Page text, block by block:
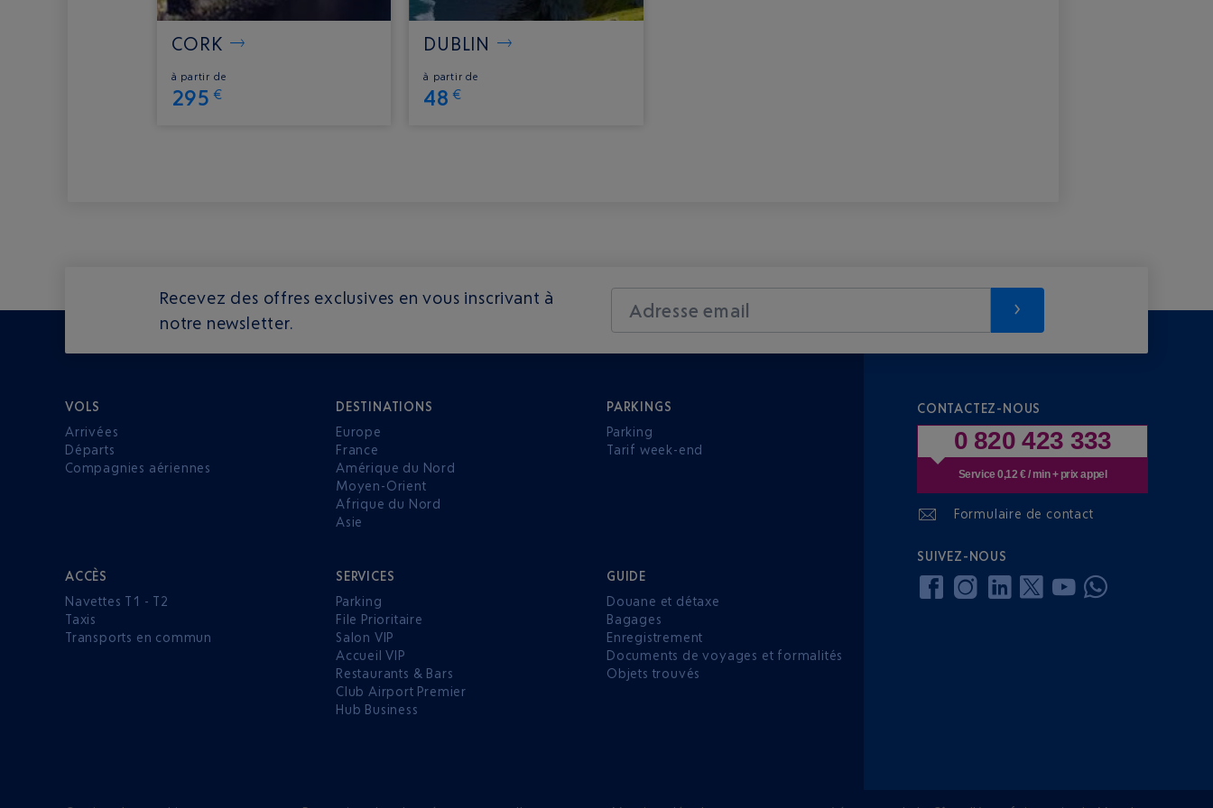
CORK
à partir de
295 €
DUBLIN
à partir de
48 €
Recevez des offres exclusives en vous inscrivant à
notre newsletter.
Adresse email
VOLS
Arrivées
Départs
Compagnies aériennes
DESTINATIONS
Europe
France
Amérique du Nord
Moyen-Orient
Afrique du Nord
Asie
PARKINGS
Parking
Tarif week-end
ACCÈS
Navettes T1 - T2
Taxis
Transports en commun
SERVICES
Parking
File Prioritaire
Salon VIP
Accueil VIP
Restaurants & Bars
Club Airport Premier
Hub Business
GUIDE
Douane et détaxe
Bagages
Enregistrement
Documents de voyages et formalités
Objets trouvés
CONTACTEZ-NOUS
0 820 423 333
Service 0,12 € / min + prix appel
Formulaire de contact
SUIVEZ-NOUS